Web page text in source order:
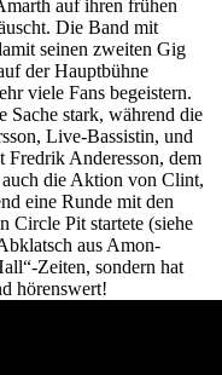
auf ihren frühen
Die Band mit
seinen zweiten Gig
der Hauptbühne
viele Fans begeistern.
Sache stark, während die
Live-Bassistin, und
Fredrik Anderesson, dem
die Aktion von Clint,
eine Runde mit den
Circle Pit startete (siehe
aus Amon-
Zeiten, sondern hat
hörenswert!